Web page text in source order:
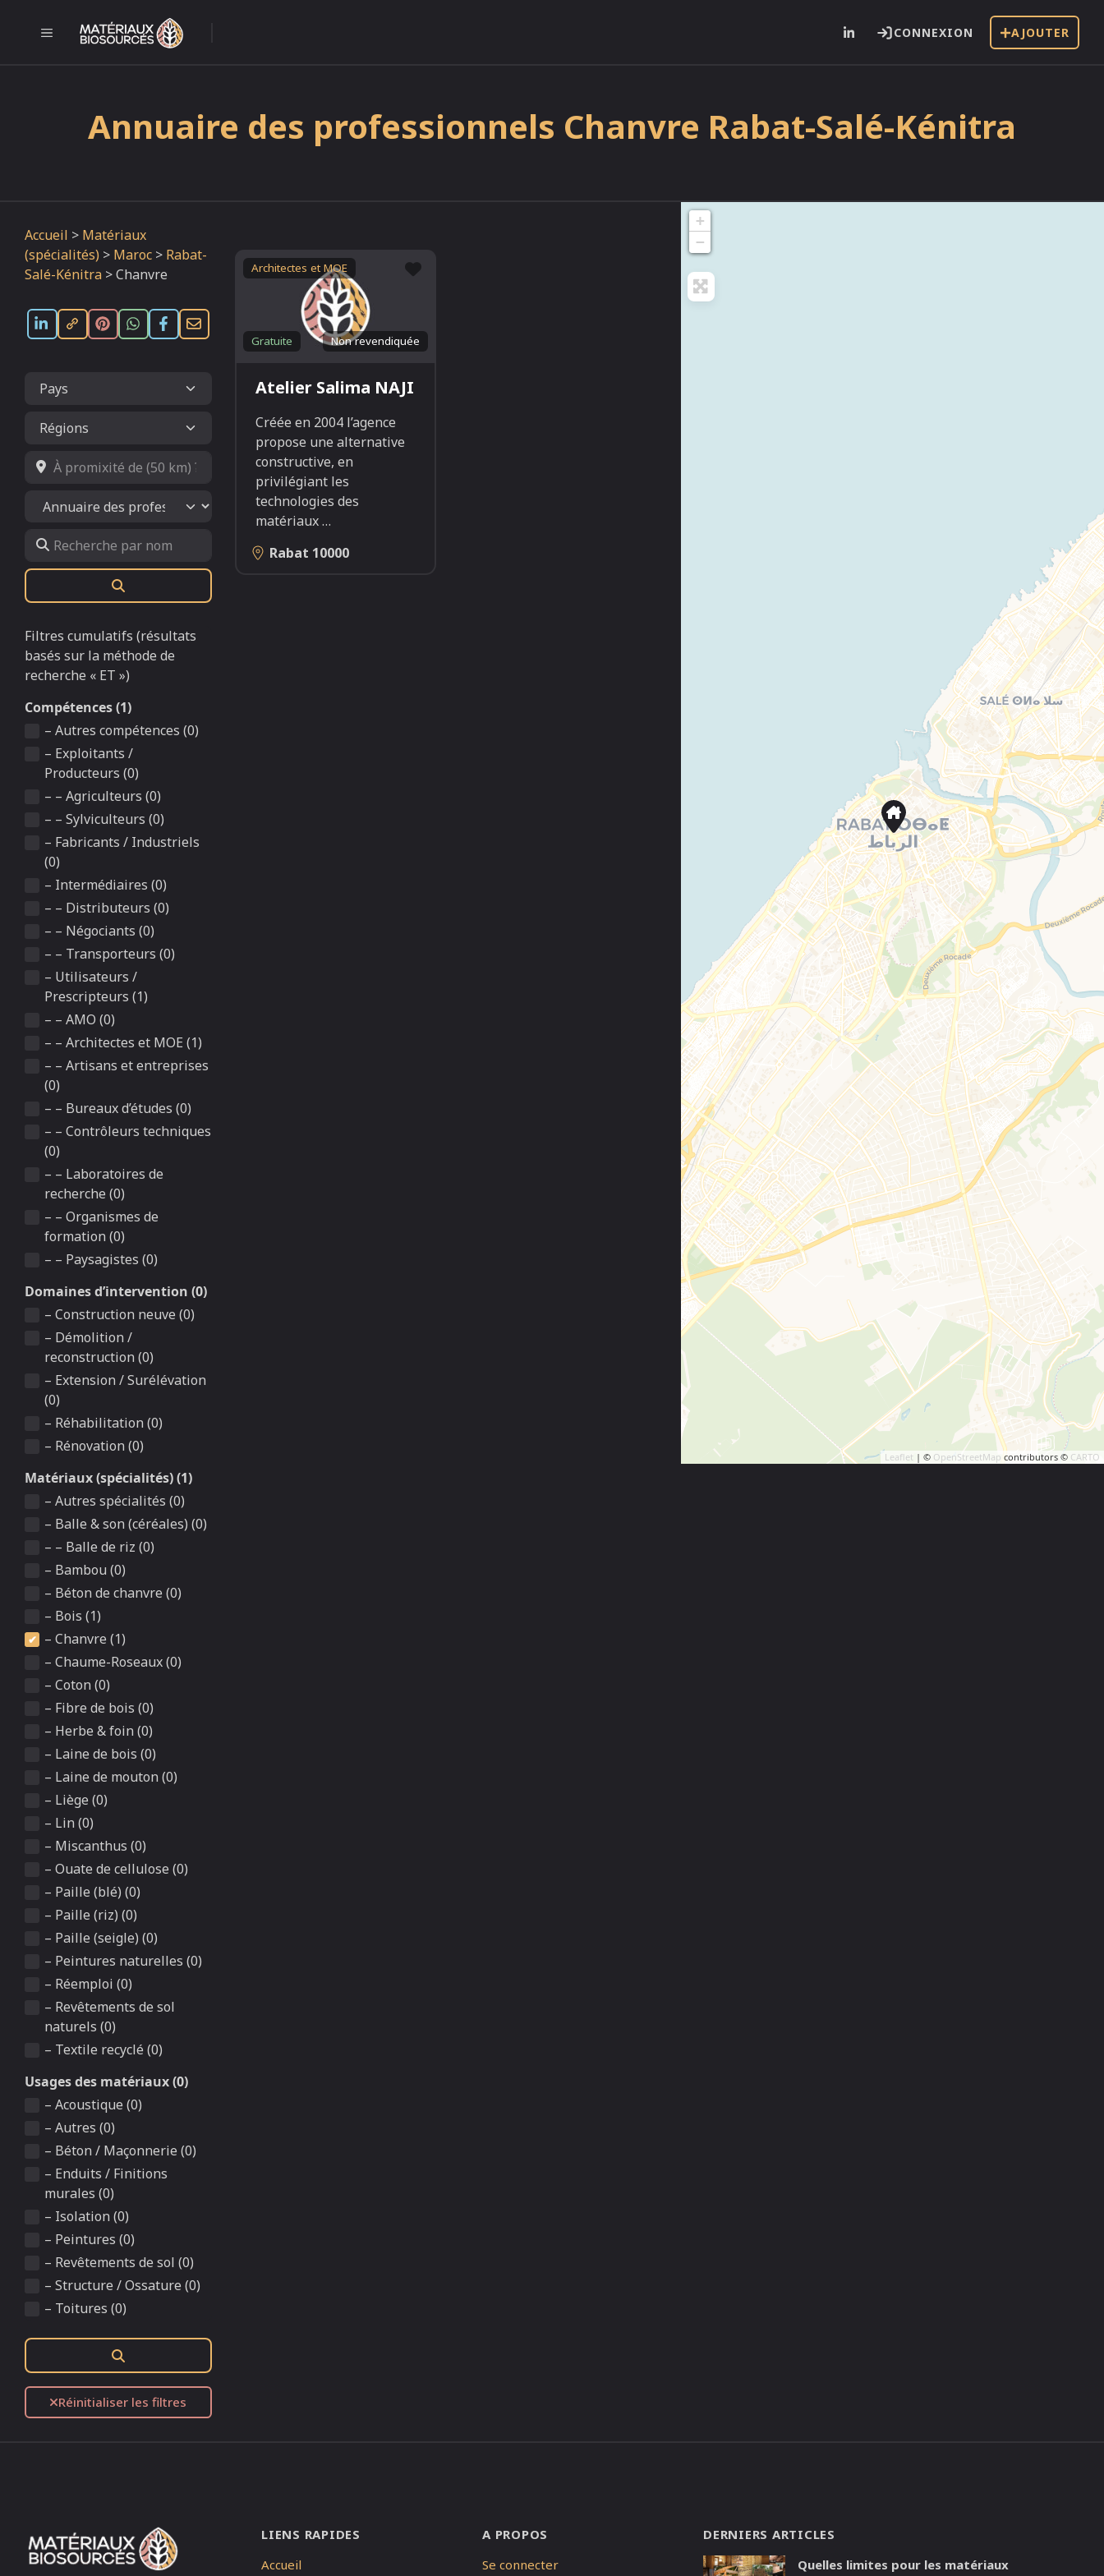
MENU CONNEXION AJOUTER
Annuaire des professionnels Chanvre Rabat-Salé-Kénitra
Accueil > Matériaux
(spécialités) > Maroc > Rabat-
Salé-Kénitra >Chanvre
À promixité de (50 km) ?
Select search type
Recherche par nom
Filtres cumulatifs (résultats
basés sur la méthode de
recherche « ET »)
Compétences (1)
– Autres compétences (0)
– Exploitants /
Producteurs (0)
– – Agriculteurs (0)
– – Sylviculteurs (0)
– Fabricants / Industriels
(0)
– Intermédiaires (0)
– – Distributeurs (0)
– – Négociants (0)
– – Transporteurs (0)
– Utilisateurs /
Prescripteurs (1)
– – AMO (0)
– – Architectes et MOE (1)
– – Artisans et entreprises
(0)
– – Bureaux d’études (0)
– – Contrôleurs techniques
(0)
– – Laboratoires de
recherche (0)
– – Organismes de
formation (0)
– – Paysagistes (0)
Domaines d’intervention (0)
– Construction neuve (0)
– Démolition /
reconstruction (0)
– Extension / Surélévation
(0)
– Réhabilitation (0)
– Rénovation (0)
Matériaux (spécialités) (1)
– Autres spécialités (0)
– Balle & son (céréales) (0)
– – Balle de riz (0)
– Bambou (0)
– Béton de chanvre (0)
– Bois (1)
– Chanvre (1)
– Chaume-Roseaux (0)
– Coton (0)
– Fibre de bois (0)
– Herbe & foin (0)
– Laine de bois (0)
– Laine de mouton (0)
– Liège (0)
– Lin (0)
– Miscanthus (0)
– Ouate de cellulose (0)
– Paille (blé) (0)
– Paille (riz) (0)
– Paille (seigle) (0)
– Peintures naturelles (0)
– Réemploi (0)
– Revêtements de sol
naturels (0)
– Textile recyclé (0)
Usages des matériaux (0)
– Acoustique (0)
– Autres (0)
– Béton / Maçonnerie (0)
– Enduits / Finitions
murales (0)
– Isolation (0)
– Peintures (0)
– Revêtements de sol (0)
– Structure / Ossature (0)
– Toitures (0)
Réinitialiser les filtres
Favori
Architectes et MOE
Non revendiquée
Gratuite
Atelier Salima NAJI
Créée en 2004 l’agence
propose une alternative
constructive, en
privilégiant les
technologies des
matériaux…
Rabat 10000
+
−
Leaflet| © OpenStreetMap contributors © CARTO
LIENS RAPIDES
Accueil
A PROPOS
Se connecter
DERNIERS ARTICLES
Quelles limites pour les matériaux